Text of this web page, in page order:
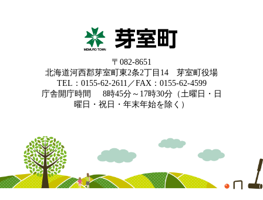
〒082-8651
北海道河西郡芽室町東2条2丁目14 芽室町役場
TEL：0155-62-2611／FAX：0155-62-4599
庁舎開庁時間
8時45分～17時30分（土曜日・日
曜日・祝日・年末年始を除く）